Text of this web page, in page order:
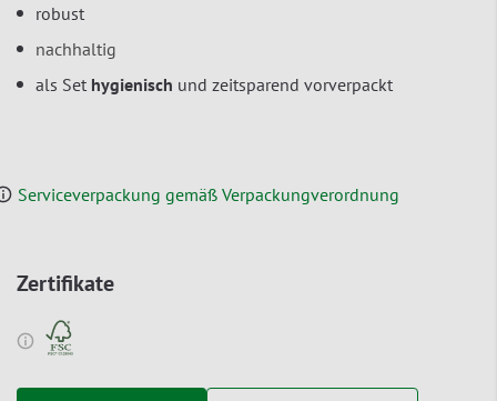
robust
nachhaltig
als Set hygienisch und zeitsparend vorverpackt
Serviceverpackung gemäß Verpackungverordnung
Zertifikate